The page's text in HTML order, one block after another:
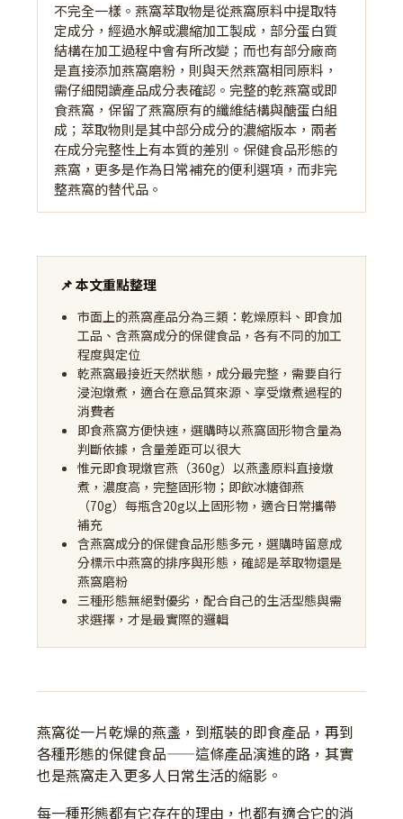
不完全一樣。燕窩萃取物是從燕窩原料中提取特
定成分，經過水解或濃縮加工製成，部分蛋白質
結構在加工過程中會有所改變；而也有部分廠商
是直接添加燕窩磨粉，則與天然燕窩相同原料，
需仔細閱讀產品成分表確認。完整的乾燕窩或即
食燕窩，保留了燕窩原有的纖維結構與醣蛋白組
成；萃取物則是其中部分成分的濃縮版本，兩者
在成分完整性上有本質的差別。保健食品形態的
燕窩，更多是作為日常補充的便利選項，而非完
整燕窩的替代品。
📌 本文重點整理
市面上的燕窩產品分為三類：乾燥原料、即食加
工品、含燕窩成分的保健食品，各有不同的加工
程度與定位
乾燕窩最接近天然狀態，成分最完整，需要自行
浸泡燉煮，適合在意品質來源、享受燉煮過程的
消費者
即食燕窩方便快速，選購時以燕窩固形物含量為
判斷依據，含量差距可以很大
惟元即食現燉官燕（360g）以燕盞原料直接燉
煮，濃度高，完整固形物；即飲冰糖御燕
（70g）每瓶含20g以上固形物，適合日常攜帶
補充
含燕窩成分的保健食品形態多元，選購時留意成
分標示中燕窩的排序與形態，確認是萃取物還是
燕窩磨粉
三種形態無絕對優劣，配合自己的生活型態與需
求選擇，才是最實際的邏輯
燕窩從一片乾燥的燕盞，到瓶裝的即食產品，再到
各種形態的保健食品——這條產品演進的路，其實
也是燕窩走入更多人日常生活的縮影。
每一種形態都有它存在的理由，也都有適合它的消